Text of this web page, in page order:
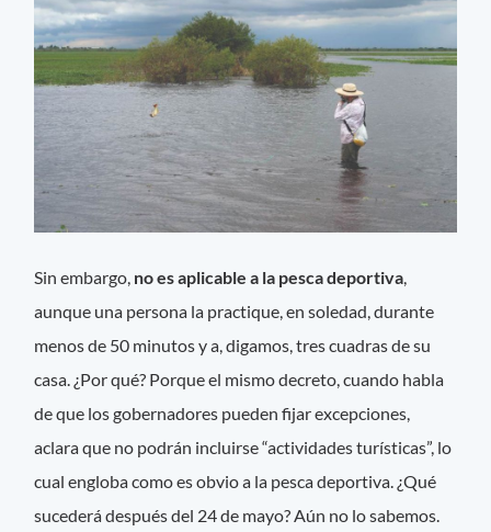
Sin embargo, no es aplicable a la pesca deportiva
aunque una persona la practique, en soledad, durante
menos de 50 minutos y a, digamos, tres cuadras de su
casa. ¿Por qué? Porque el mismo decreto, cuando habla
de que los gobernadores pueden fijar excepciones,
aclara que no podrán incluirse “actividades turísticas”, lo
cual engloba como es obvio a la pesca deportiva. ¿Qué
sucederá después del 24 de mayo? Aún no lo sabemos.